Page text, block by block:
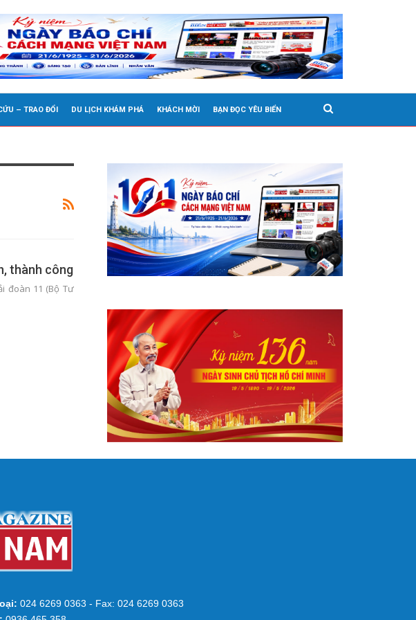
– TRAO ĐỔI DU LỊCH KHÁM PHÁ KHÁCH MỜI BẠN ĐỌC YÊU BIỂN
thành công
đoàn 11 (Bộ Tư
024 6269 0363 - Fax: 024 6269 0363